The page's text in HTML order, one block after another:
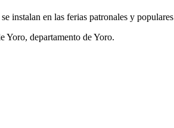
instalan en las ferias patronales y populares
Yoro, departamento de Yoro.